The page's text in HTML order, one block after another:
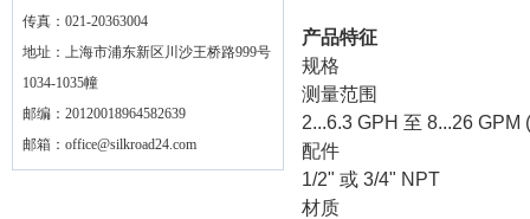
传真：021-20363004
地址：上海市浦东新区川沙王桥路999号
1034-1035幢
邮编：20120018964582639
邮箱： office@silkroad24.com
产品特征
规格
测量范围
2...6.3 GPH 至 8...26 GPM (
配件
1/2" 或 3/4" NPT
材质